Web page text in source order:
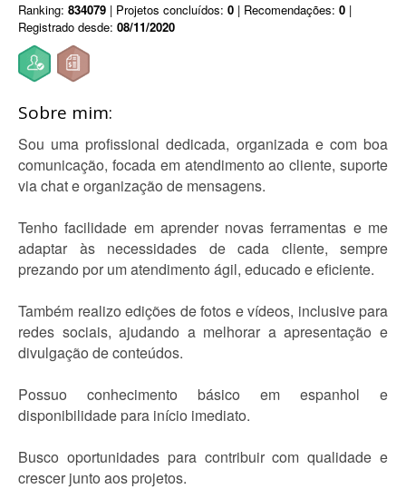
Ranking: 834079 | Projetos concluídos: 0 | Recomendações: 0 |
Registrado desde: 08/11/2020
Sobre mim:
Sou uma profissional dedicada, organizada e com boa
comunicação, focada em atendimento ao cliente, suporte
via chat e organização de mensagens.
Tenho facilidade em aprender novas ferramentas e me
adaptar às necessidades de cada cliente, sempre
prezando por um atendimento ágil, educado e eficiente.
Também realizo edições de fotos e vídeos, inclusive para
redes sociais, ajudando a melhorar a apresentação e
divulgação de conteúdos.
Possuo conhecimento básico em espanhol e
disponibilidade para início imediato.
Busco oportunidades para contribuir com qualidade e
crescer junto aos projetos.